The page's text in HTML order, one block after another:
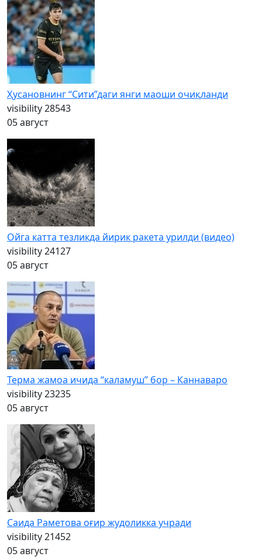
Ҳусановнинг “Сити”даги янги маоши очиқланди
visibility28543
05 август
Ойга катта тезликда йирик ракета урилди (видео)
visibility24127
05 август
Терма жамоа ичида “каламуш” бор – Каннаваро
visibility23235
05 август
Саида Раметова оғир жудоликка учради
visibility21452
05 август